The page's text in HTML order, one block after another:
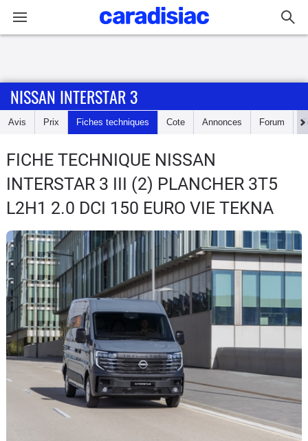
Accueil
Essais
Guide
d'achat
Electriques
Utilitaires
Flottes
Auto
NISSAN INTERSTAR 3
Avis Prix Fiches techniques Cote Annonces Forum
FICHE TECHNIQUE NISSAN
INTERSTAR 3 III (2) PLANCHER 3T5
L2H1 2.0 DCI 150 EURO VIE TEKNA